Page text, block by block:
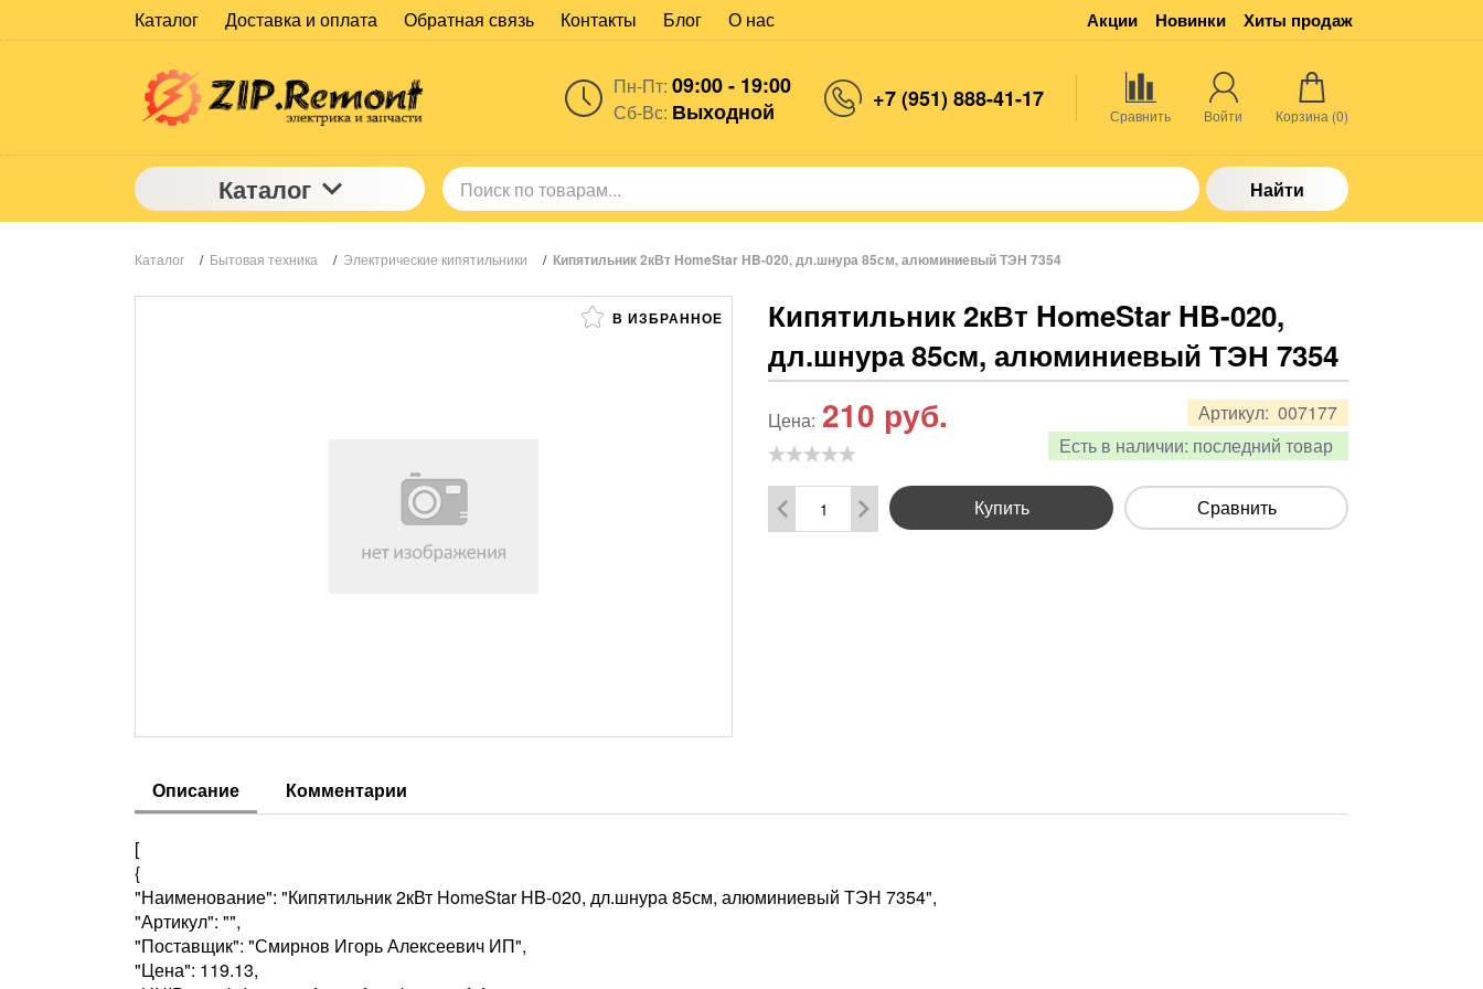
Каталог Доставка и оплата Обратная связь Контакты Блог О нас Акции Новинки Хиты продаж
Пн-Пт: 09:00 - 19:00
Сб-Вс: Выходной +7 (951) 888-41-17
Сравнить Войти Корзина (0)
Каталог Найти
Каталог / Бытовая техника / Электрические кипятильники / Кипятильник 2кВт HomeStar HB-020, дл.шнура 85см, алюминиевый ТЭН 7354
В ИЗБРАННОЕ
Кипятильник 2кВт HomeStar HB-020,
дл.шнура 85см, алюминиевый ТЭН 7354
Артикул: 007177
Есть в наличии: последний товар
Цена: 210 руб.
Купить Сравнить
Описание Комментарии
[
{
"Наименование": "Кипятильник 2кВт HomeStar HB-020, дл.шнура 85см, алюминиевый ТЭН 7354",
"Артикул": "",
"Поставщик": "Смирнов Игорь Алексеевич ИП",
"Цена": 119.13,